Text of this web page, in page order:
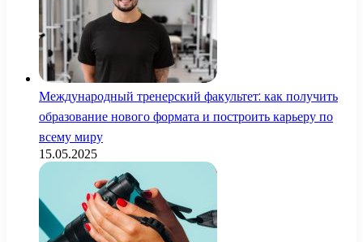
Международный тренерский факультет: как получить
образование нового формата и построить карьеру по
всему миру
15.05.2025